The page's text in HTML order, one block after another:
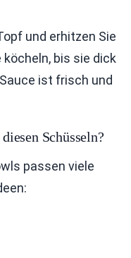
und erhitzen Sie
bis sie dick
ist frisch und
Schüsseln?
passen viele